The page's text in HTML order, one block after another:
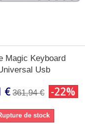
Magic Keyboard
Usb
€ 361,94 € -22%
de stock